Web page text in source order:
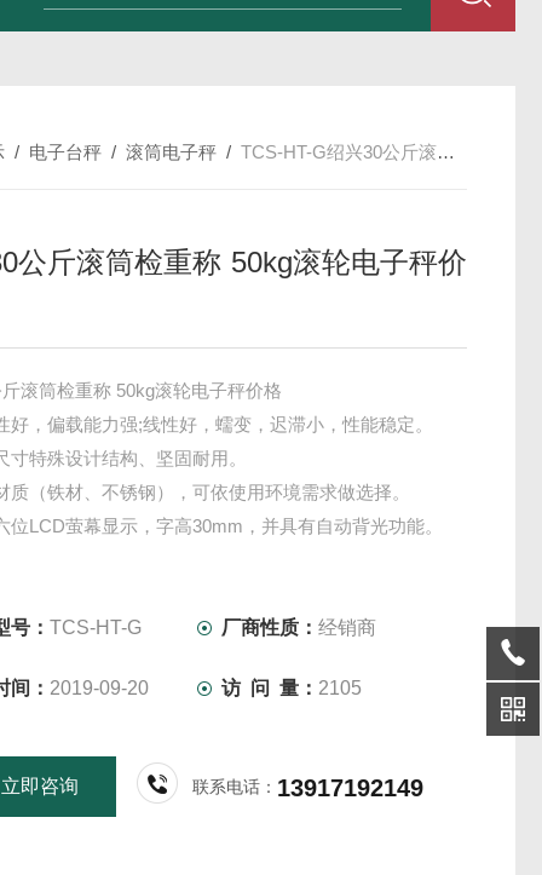
/ 电子台秤 /滚筒电子秤 /TCS-HT-G绍兴30公斤滚筒检重称 50kg滚轮电子秤价格
公斤滚筒检重称 50kg滚轮电子秤价
滚筒检重称 50kg滚轮电子秤价格
好，偏载能力强;线性好，蠕变，迟滞小，性能稳定。
寸特殊设计结构、坚固耐用。
质（铁材、不锈钢），可依使用环境需求做选择。
位LCD萤幕显示，字高30mm，并具有自动背光功能。
号： TCS-HT-G 厂商性质：经销商
间： 2019-09-20 访 问 量： 2105
立即咨询 联系电话： 13917192149